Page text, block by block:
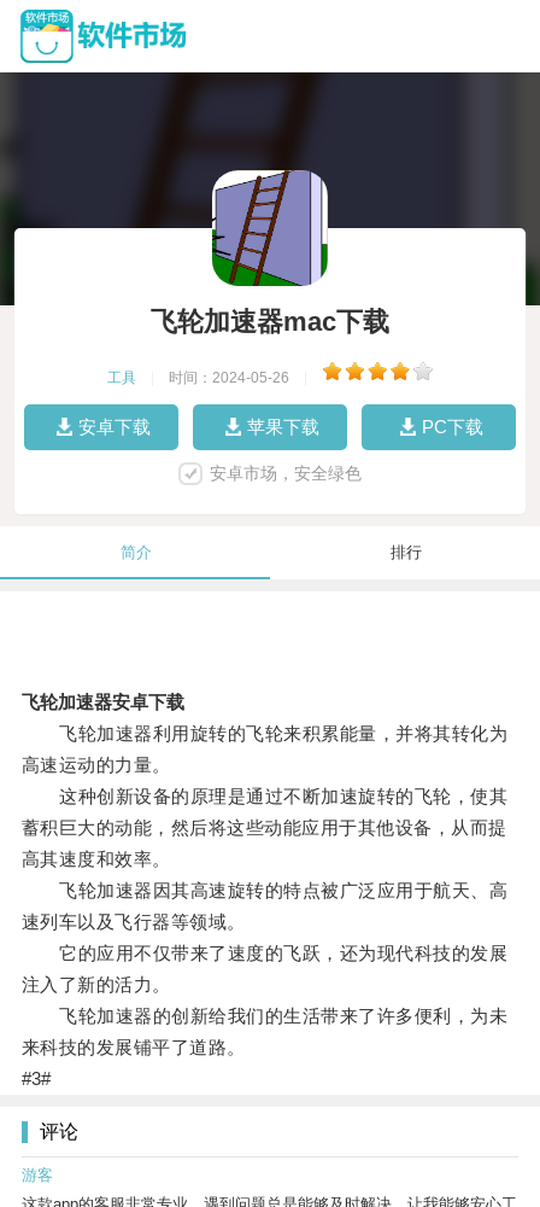
飞轮加速器mac下载
工具 时间：2024-05-26
安卓下载 苹果下载 PC下载
安卓市场，安全绿色
简介 排行
飞轮加速器安卓下载
飞轮加速器利用旋转的飞轮来积累能量，并将其转化为
高速运动的力量。
这种创新设备的原理是通过不断加速旋转的飞轮，使其
蓄积巨大的动能，然后将这些动能应用于其他设备，从而提
高其速度和效率。
飞轮加速器因其高速旋转的特点被广泛应用于航天、高
速列车以及飞行器等领域。
它的应用不仅带来了速度的飞跃，还为现代科技的发展
注入了新的活力。
飞轮加速器的创新给我们的生活带来了许多便利，为未
来科技的发展铺平了道路。
#3#
评论
游客